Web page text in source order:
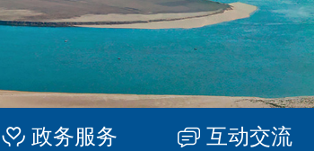
政务服务 互动交流